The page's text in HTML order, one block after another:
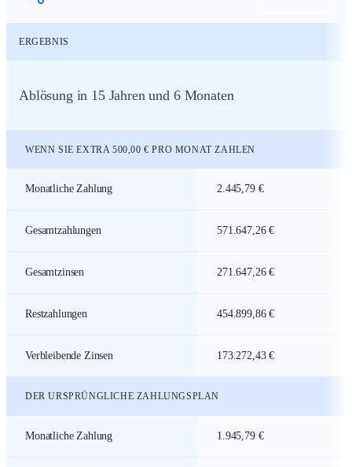
ERGEBNIS
Ablösung in 15 Jahren und 6 Monaten
WENN SIE EXTRA 500,00 € PRO MONAT ZAHLEN
Monatliche Zahlung 2.445,79 €
Gesamtzahlungen 571.647,26 €
Gesamtzinsen 271.647,26 €
Restzahlungen 454.899,86 €
Verbleibende Zinsen 173.272,43 €
DER URSPRÜNGLICHE ZAHLUNGSPLAN
Monatliche Zahlung 1.945,79 €